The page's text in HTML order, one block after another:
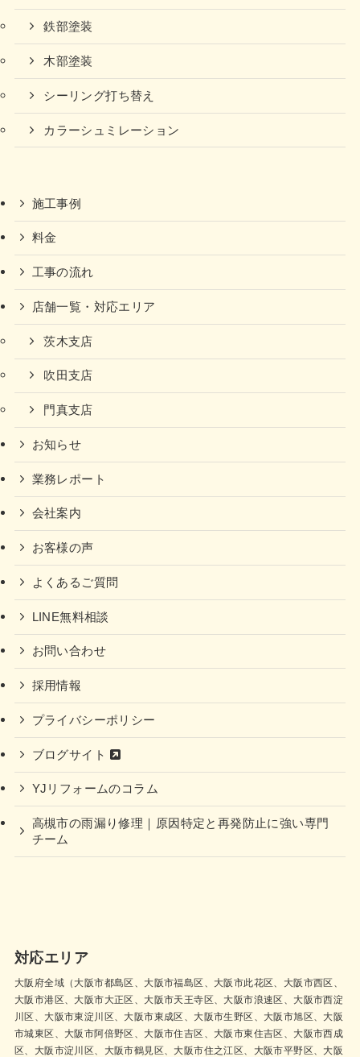
鉄部塗装
木部塗装
シーリング打ち替え
カラーシュミレーション
施工事例
料金
工事の流れ
店舗一覧・対応エリア
茨木支店
吹田支店
門真支店
お知らせ
業務レポート
会社案内
お客様の声
よくあるご質問
LINE無料相談
お問い合わせ
採用情報
プライバシーポリシー
ブログサイト
YJリフォームのコラム
高槻市の雨漏り修理｜原因特定と再発防止に強い専門
チーム
対応エリア
大阪府全域（大阪市都島区、大阪市福島区、大阪市此花区、大阪市西区、
大阪市港区、大阪市大正区、大阪市天王寺区、大阪市浪速区、大阪市西淀
川区、大阪市東淀川区、大阪市東成区、大阪市生野区、大阪市旭区、大阪
市城東区、大阪市阿倍野区、大阪市住吉区、大阪市東住吉区、大阪市西成
区、大阪市淀川区、大阪市鶴見区、大阪市住之江区、大阪市平野区、大阪